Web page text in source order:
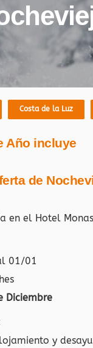
Costa de la Luz
Año incluye
de
en el Hotel
01/01
Diciembre
y